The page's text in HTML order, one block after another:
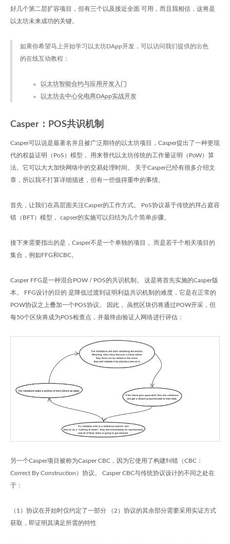
好几个第二层扩容项目，但有三个以及接近全面 可用，而且我相信，这将是
以太坊未来成功的关键。
如果你希望马上开始学习以太坊DApp开发，可以访问我们提供的出色
的在线互动教程：
以太坊智能合约与应用开发入门
以太坊去中心化电商DApp实战开发
Casper：POS共识机制
Casper可以说是最著名并且被广泛期待的以太坊项目，Casper提出了一种更现
代的权益证明（PoS）模型， 用来替代以太坊传统的工作量证明（PoW）算
法。它可以大大加快网络中的交易处理时间。 关于Casper已经有很多介绍文
章，所以我不打算详细描述，但有一些值得重申的事情。
首先，让我们在高层面关注Casper的工作方式。 PoS协议基于传统的拜占庭容
错（BFT）模型， capser的实施可以归结为几个简单步骤。
接下来需要指出的是，Casper不是一个单独的项目， 而是若干个相关项目的
集合，例如FFG和CBC。
Casper FFG是一种混合POW / POS的共识机制。 这是将首先实施的Casper版
本。 FFG设计的目的 是降低过渡到证明利益共识机制的难度，它是在正常的
POW协议之上叠加一个POS协议。 因此， 虽然区块仍将通过POW开采，但
每50个区块将成为POS检查点，并最终由验证人网络进行评估：
另一个Casper项目被称为Casper CBC，因为它使用了构建纠错（CBC：
Correct By Construction）协议。 Casper CBC与传统协议设计的不同之处在
于：
（1）协议在开始时仅约定了一部分 （2）协议的其余部分需要采用实证方式
获取，即证明其满足所需的特性